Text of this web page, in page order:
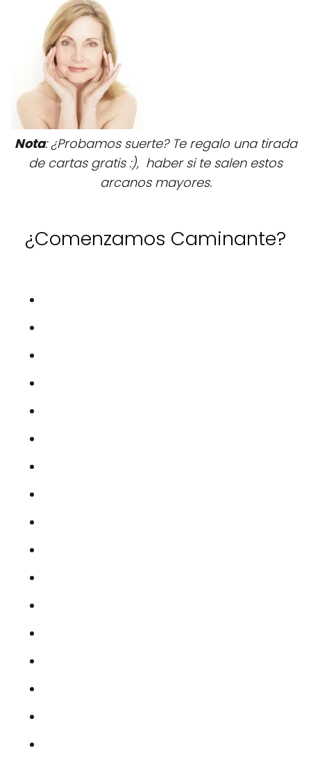
Nota: ¿Probamos suerte? Te regalo una tirada
de cartas gratis :), haber si te salen estos
arcanos mayores.
¿Comenzamos Caminante?